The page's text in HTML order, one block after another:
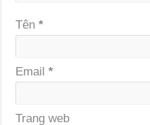
Tên*
Email*
Trang web